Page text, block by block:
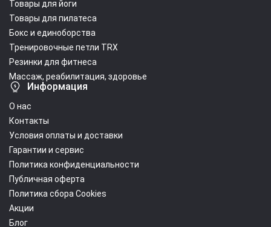
Товары для йоги
Товары для пилатеса
Бокс и единоборства
Тренировочные петли TRX
Резинки для фитнеса
Массаж, реабилитация, здоровье
Информация
О нас
Контакты
Условия оплаты и доставки
Гарантии и сервис
Политика конфиденциальности
Публичная оферта
Политика сбора Cookies
Акции
Блог